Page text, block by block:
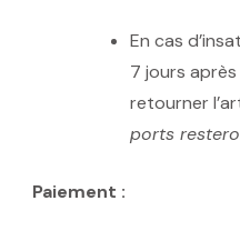
En cas
7 jours
retourner
ports
Paiement :